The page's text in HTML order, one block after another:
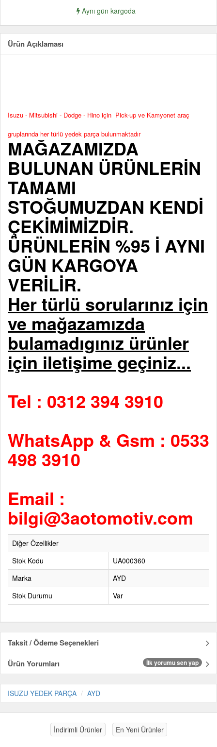
Aynı gün kargoda
Ürün Açıklaması
Isuzu - Mitsubishi - Dodge - Hino için Pick-up ve Kamyonet araç
gruplarında her türlü yedek parça bulunmaktadır
MAĞAZAMIZDA
BULUNAN ÜRÜNLERİN
TAMAMI
STOĞUMUZDAN KENDİ
ÇEKİMİMİZDİR.
ÜRÜNLERİN %95 İ AYNI
GÜN KARGOYA
VERİLİR.
Her türlü sorularınız için
ve mağazamızda
bulamadıgınız ürünler
için iletişime geçiniz...
Tel : 0312 394 3910
WhatsApp & Gsm : 0533
498 3910
Email :
bilgi@3aotomotiv.com
Diğer Özellikler
Stok Kodu
UA000360
Marka
AYD
Stok Durumu
Var
Taksit / Ödeme Seçenekleri
Ürün Yorumları
İlk yorumu sen yap
ISUZU YEDEK PARÇA AYD
İndirimli Ürünler En Yeni Ürünler